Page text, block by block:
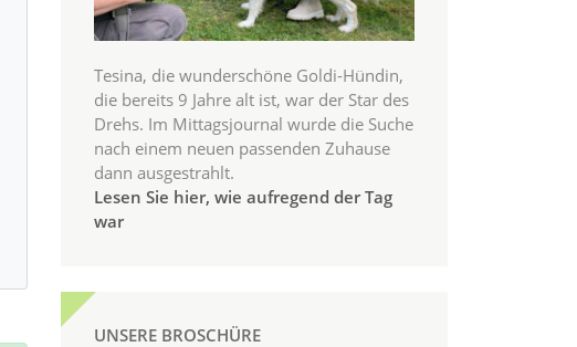
Tesina, die wunderschöne Goldi-Hündin,
die bereits 9 Jahre alt ist, war der Star des
Drehs. Im Mittagsjournal wurde die Suche
nach einem neuen passenden Zuhause
dann ausgestrahlt.
Lesen Sie hier, wie aufregend der Tag
war
UNSERE BROSCHÜRE